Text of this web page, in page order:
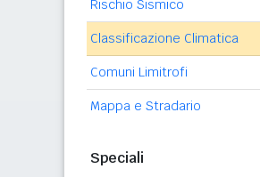
Rischio Sismico
Classificazione Climatica
Comuni Limitrofi
Mappa e Stradario
Speciali